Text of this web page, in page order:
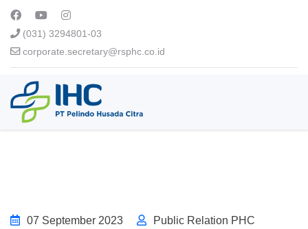
(031) 3294801-03
corporate.secretary@rsphc.co.id
07 September 2023
Public Relation PHC